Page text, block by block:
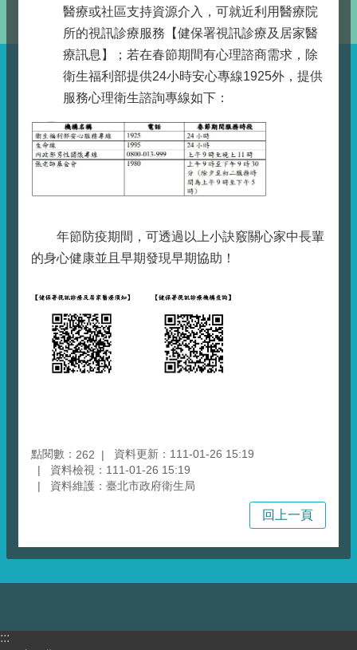
醫療或社區支持資源介入，可就近利用醫療院
所的視訊診療服務【健保署視訊診療及居家醫
療訊息】；若在春節期間有心理諮商需求，除
衛生福利部提供24小時安心專線1925外，提供
服務心理衛生諮詢專線如下：
年節防疫期間，可透過以上小訣竅關心家中長輩
的身心健康並且早期發現早期協助！
點閱數： 262
資料更新：111-01-26 15:19
資料檢視：111-01-26 15:19
資料維護：臺北市政府衛生局
回上一頁
:::